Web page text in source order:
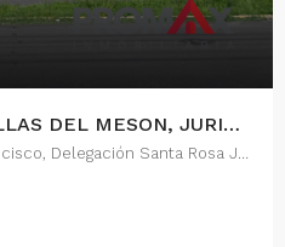
RENTA DE CASA EN VILLAS DEL MESON, JURIQUILLA, QUERETARO
Boulevard Misión de San Francisco, Delegación Santa Rosa Jáuregui, Juriquilla, Municipio de Querétaro, Querétaro, 76226, México